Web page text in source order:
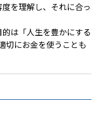
を理解し、それに合っ
は「人生を豊かにする
切にお金を使うことも